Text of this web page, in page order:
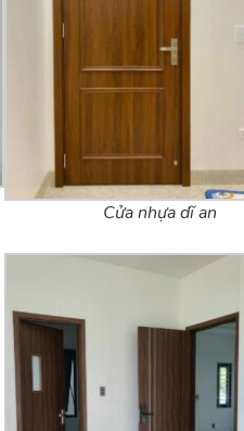
Cửa nhựa dĩ an